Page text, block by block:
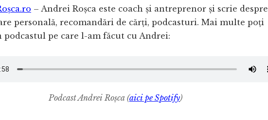
– Andrei Roșca este coach și antreprenor și scrie despre
personală, recomandări de cărți, podcasturi. Mai multe poți
podcastul pe care l-am făcut cu Andrei:
Podcast Andrei Roșca (aici pe Spotify)